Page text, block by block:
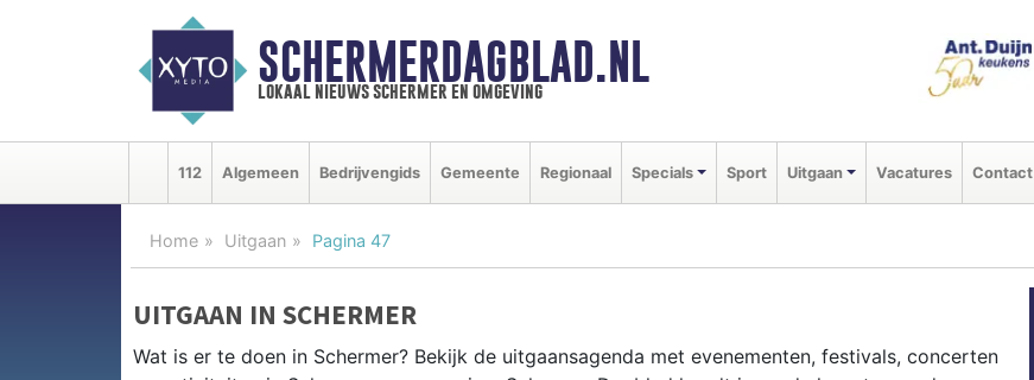
SCHERMERDAGBLAD.NL
lokaal nieuws schermer en omgeving
112 Algemeen Bedrijvengids Gemeente Regionaal Specials Sport Uitgaan Vacatures Contact
Home Uitgaan Pagina 47
UITGAAN IN SCHERMER
Wat is er te doen in Schermer? Bekijk de uitgaansagenda met evenementen, festivals, concerten